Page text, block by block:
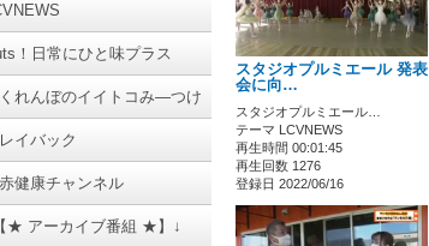
！日常にひと味プラス
れんぼのイイトコみ―つけ
イバック
健康チャンネル
★ アーカイブ番組 ★】↓
スタジオプルミエール 発表
会に向…
スタジオプルミエール…
テーマ LCVNEWS
再生時間 00:01:45
再生回数 1276
登録日 2022/06/16